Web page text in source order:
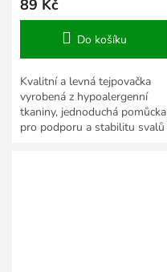
89 Kč
Do košíku
Kvalitní a levná tejpovačka
vyrobená z hypoalergenní
tkaniny, jednoduchá pomůcka
pro podporu a stabilitu svalů